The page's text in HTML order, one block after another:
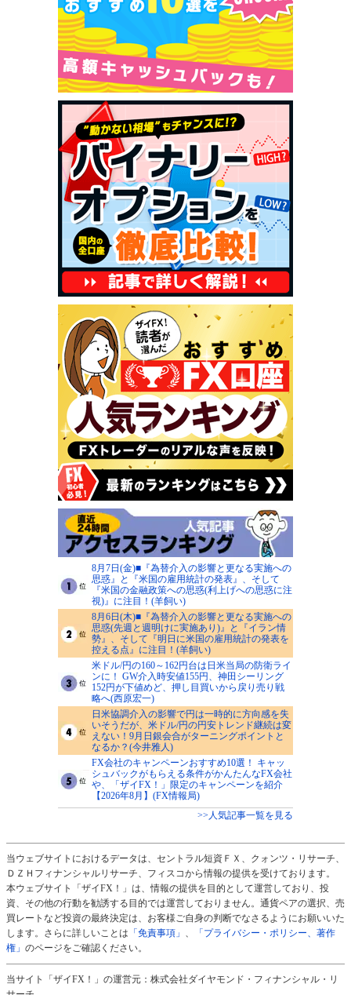
8月7日(金)■『為替介入の影響と更なる実施への
思惑』と『米国の雇用統計の発表』、そして
『米国の金融政策への思惑(利上げへの思惑に注
視)』に注目！(羊飼い)
8月6日(木)■『為替介入の影響と更なる実施への
思惑(先週と週明けに実施あり)』と『イラン情
勢』、そして『明日に米国の雇用統計の発表を
控える点』に注目！(羊飼い)
米ドル/円の160～162円台は日米当局の防衛ライ
ンに！ GW介入時安値155円、神田シーリング
152円が下値めど、押し目買いから戻り売り戦
略へ(西原宏一)
日米協調介入の影響で円は一時的に方向感を失
いそうだが、米ドル/円の円安トレンド継続は変
えない！9月日銀会合がターニングポイントと
なるか？(今井雅人)
FX会社のキャンペーンおすすめ10選！ キャッ
シュバックがもらえる条件がかんたんなFX会社
や、「ザイFX！」限定のキャンペーンを紹介
【2026年8月】(FX情報局)
>>人気記事一覧を見る
当ウェブサイトにおけるデータは、セントラル短資ＦＸ、クォンツ・リサーチ、
ＤＺＨフィナンシャルリサーチ、フィスコから情報の提供を受けております。
本ウェブサイト「ザイFX！」は、情報の提供を目的として運営しており、投
資、その他の行動を勧誘する目的では運営しておりません。通貨ペアの選択、売
買レートなど投資の最終決定は、お客様ご自身の判断でなさるようにお願いいた
します。さらに詳しいことは 「免責事項」 、
「プライバシー・ポリシー、著作
権」 のページをご確認ください。
当サイト「ザイFX！」の運営元：株式会社ダイヤモンド・フィナンシャル・リ